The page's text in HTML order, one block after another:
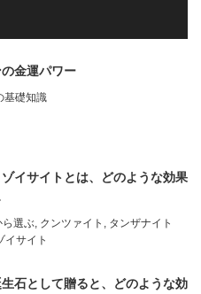
金運パワー
基礎知識
イサイトとは、どのような効果
ら選ぶ, クンツァイト , タンザナイト
イサイト
石として贈ると、どのような効